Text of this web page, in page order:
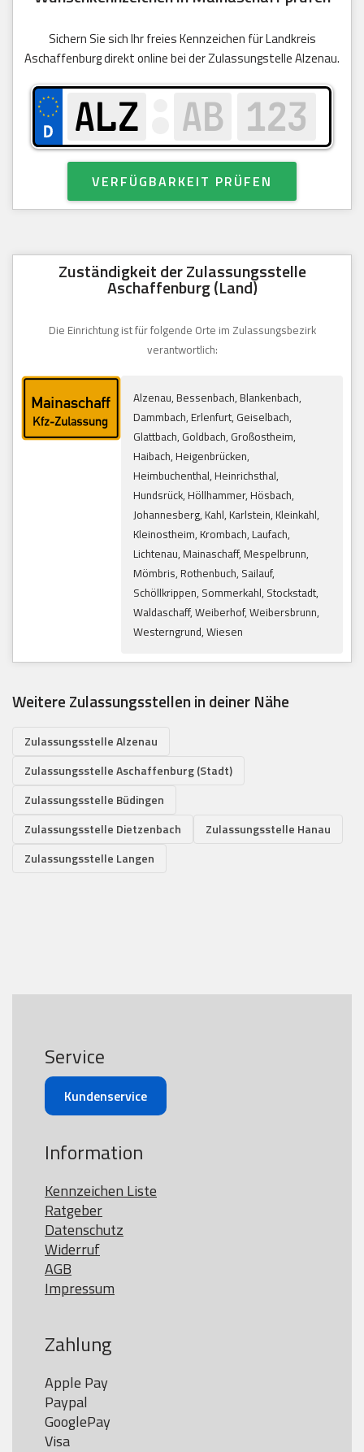
Sichern Sie sich Ihr freies Kennzeichen für Landkreis
Aschaffenburg direkt online bei der Zulassungstelle Alzenau.
VERFÜGBARKEIT PRÜFEN
Zuständigkeit der Zulassungsstelle
Aschaffenburg (Land)
Die Einrichtung ist für folgende Orte im Zulassungsbezirk
verantwortlich:
Alzenau, Bessenbach, Blankenbach,
Dammbach, Erlenfurt, Geiselbach,
Glattbach, Goldbach, Großostheim,
Haibach, Heigenbrücken,
Heimbuchenthal, Heinrichsthal,
Hundsrück, Höllhammer, Hösbach,
Johannesberg, Kahl, Karlstein, Kleinkahl,
Kleinostheim, Krombach, Laufach,
Lichtenau, Mainaschaff, Mespelbrunn,
Mömbris, Rothenbuch, Sailauf,
Schöllkrippen, Sommerkahl, Stockstadt,
Waldaschaff, Weiberhof, Weibersbrunn,
Westerngrund, Wiesen
Weitere Zulassungsstellen in deiner Nähe
Zulassungsstelle Alzenau
Zulassungsstelle Aschaffenburg (Stadt)
Zulassungsstelle Büdingen
Zulassungsstelle Dietzenbach
Zulassungsstelle Hanau
Zulassungsstelle Langen
Service
Kundenservice
Information
Kennzeichen Liste
Ratgeber
Datenschutz
Widerruf
AGB
Impressum
Zahlung
Apple Pay
Paypal
GooglePay
Visa